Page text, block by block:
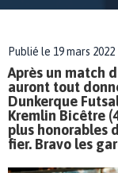
Publié le 19 mars 2022
Après un match
auront tout
Dunkerque
Kremlin Bicêtre
plus honorables
fier. Bravo les